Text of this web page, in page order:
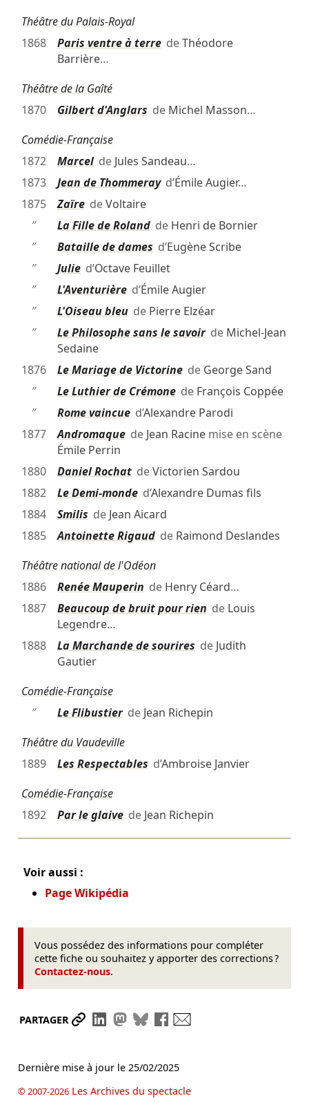
Théâtre du Palais-Royal
1868
Paris ventre à terredeThéodore
Barrière…
Théâtre de la Gaîté
1870
Gilbert d'Anglars de Michel Masson…
Comédie-Française
1872
Marcelde Jules Sandeau…
1873
Jean de Thommerayd’Émile Augier…
1875
ZaïredeVoltaire
″
La Fille de Rolandde Henri de Bornier
″
Bataille de dames d’Eugène Scribe
″
Julied’Octave Feuillet
″
L'Aventurièred’Émile Augier
″
L'Oiseau bleude Pierre Elzéar
″
Le Philosophe sans le savoirde Michel-Jean
Sedaine
1876
Le Mariage de Victorinede George Sand
″
Le Luthier de Crémonede François Coppée
″
Rome vaincued’Alexandre Parodi
1877
Andromaquede Jean Racinemise en scène
Émile Perrin
1880
Daniel RochatdeVictorien Sardou
1882
Le Demi-monded’Alexandre Dumas fils
1884
Smilis de Jean Aicard
1885
Antoinette Rigaudde Raimond Deslandes
Théâtre national de l'Odéon
1886
Renée Mauperin de Henry Céard…
1887
Beaucoup de bruit pour rien de Louis
Legendre…
1888
La Marchande de sourires de Judith
Gautier
Comédie-Française
″
Le Flibustierde Jean Richepin
Théâtre du Vaudeville
1889
Les Respectables d’Ambroise Janvier
Comédie-Française
1892
Par le glaivede Jean Richepin
Voir aussi :
Page Wikipédia
Vous possédez des informations pour compléter
cette fiche ou souhaitez y apporter des corrections ?
Contactez-nous.
PARTAGER Partager le lien
Partager sur LinkedIn
Partager sur Mastodon
Partager sur Bluesky
Partager sur Facebook
Dernière mise à jour le 25/02/2025
© 2007-2026Les Archives du spectacle